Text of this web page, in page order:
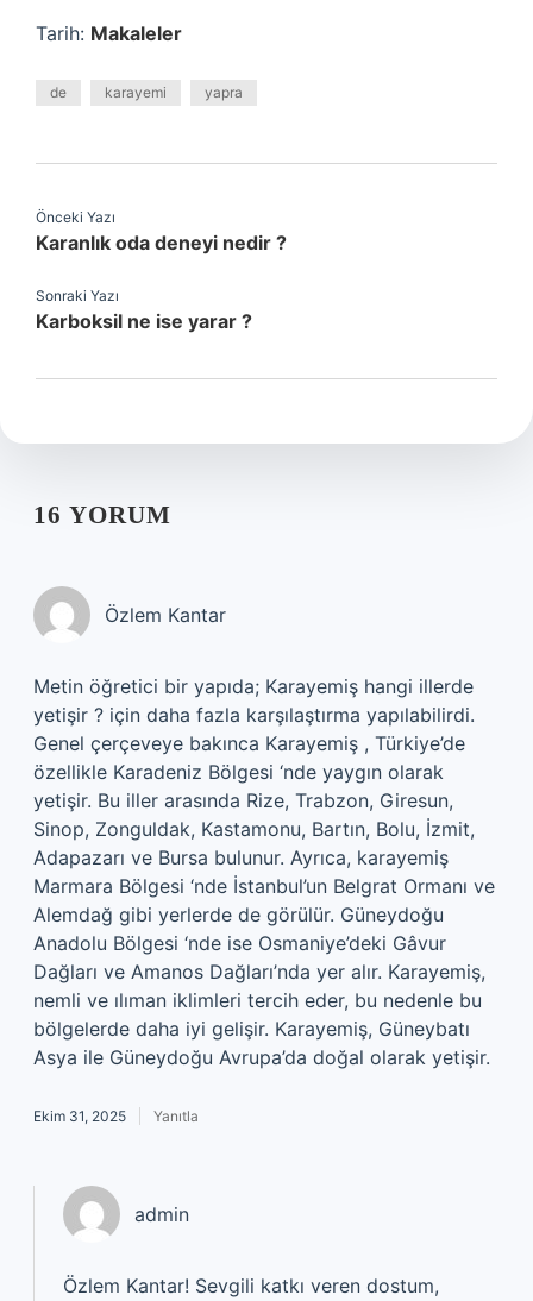
Tarih: Makaleler
de karayemi yapra
Önceki Yazı
Karanlık oda deneyi nedir ?
Sonraki Yazı
Karboksil ne ise yarar ?
16 YORUM
Özlem Kantar
Metin öğretici bir yapıda; Karayemiş hangi illerde
yetişir ? için daha fazla karşılaştırma yapılabilirdi.
Genel çerçeveye bakınca Karayemiş , Türkiye’de
özellikle Karadeniz Bölgesi ‘nde yaygın olarak
yetişir. Bu iller arasında Rize, Trabzon, Giresun,
Sinop, Zonguldak, Kastamonu, Bartın, Bolu, İzmit,
Adapazarı ve Bursa bulunur. Ayrıca, karayemiş
Marmara Bölgesi ‘nde İstanbul’un Belgrat Ormanı ve
Alemdağ gibi yerlerde de görülür. Güneydoğu
Anadolu Bölgesi ‘nde ise Osmaniye’deki Gâvur
Dağları ve Amanos Dağları’nda yer alır. Karayemiş,
nemli ve ılıman iklimleri tercih eder, bu nedenle bu
bölgelerde daha iyi gelişir. Karayemiş, Güneybatı
Asya ile Güneydoğu Avrupa’da doğal olarak yetişir.
Ekim 31, 2025 Yanıtla
admin
Özlem Kantar! Sevgili katkı veren dostum,